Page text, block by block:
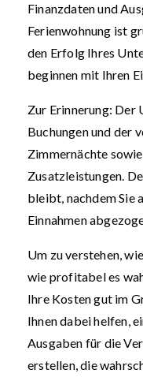
Finanzdaten und
Ferienwohnung ist
den Erfolg Ihres
beginnen mit Ihren
Zur Erinnerung:
Buchungen und der
Zimmernächte
Zusatzleistungen.
bleibt, nachdem Sie
Einnahmen
Um zu verstehen,
wie profitabel es
Ihre Kosten gut im
Ihnen dabei helfen,
Ausgaben für die
erstellen, die